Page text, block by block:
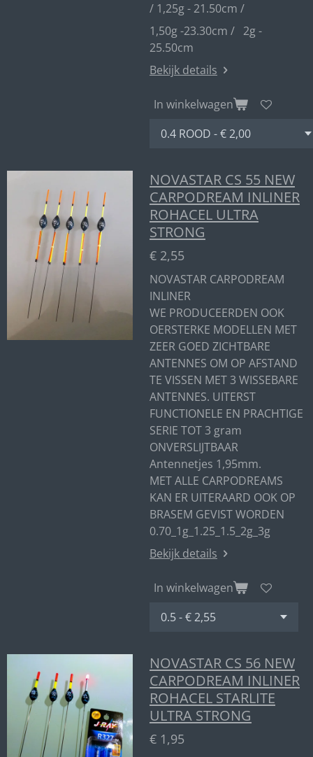
/ 1,25g - 21.50cm /
1,50g -23.30cm / 2g -
25.50cm
Bekijk details
In winkelwagen
NOVASTAR CS 55 NEW
CARPODREAM INLINER
ROHACEL ULTRA
STRONG
€ 2,55
NOVASTAR CARPODREAM
INLINER
WE PRODUCEERDEN OOK
OERSTERKE MODELLEN MET
ZEER GOED ZICHTBARE
ANTENNES OM OP AFSTAND
TE VISSEN MET 3 WISSEBARE
ANTENNES. UITERST
FUNCTIONELE EN PRACHTIGE
SERIE TOT 3 gram
ONVERSLIJTBAAR
Antennetjes 1,95mm.
MET ALLE CARPODREAMS
KAN ER UITERAARD OOK OP
BRASEM GEVIST WORDEN
0.70_1g_1.25_1.5_2g_3g
Bekijk details
In winkelwagen
NOVASTAR CS 56 NEW
CARPODREAM INLINER
ROHACEL STARLITE
ULTRA STRONG
€ 1,95